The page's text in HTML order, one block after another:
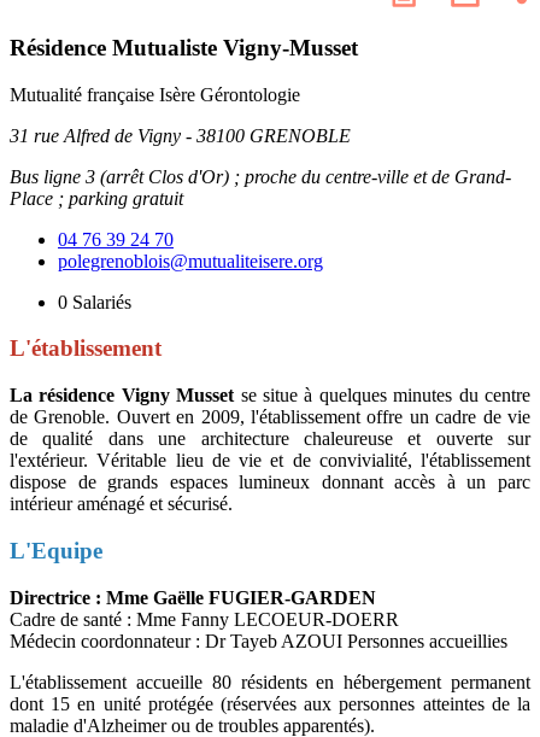
Résidence Mutualiste Vigny-Musset
Mutualité française Isère Gérontologie
31 rue Alfred de Vigny - 38100 GRENOBLE
Bus ligne 3 (arrêt Clos d'Or) ; proche du centre-ville et de Grand-
Place ; parking gratuit
04 76 39 24 70
polegrenoblois@mutualiteisere.org
0 Salariés
L'établissement
La résidence Vigny Musset se situe à quelques minutes du centre
de Grenoble. Ouvert en 2009, l'établissement offre un cadre de vie
de qualité dans une architecture chaleureuse et ouverte sur
l'extérieur. Véritable lieu de vie et de convivialité, l'établissement
dispose de grands espaces lumineux donnant accès à un parc
intérieur aménagé et sécurisé.
L'Equipe
Directrice : Mme Gaëlle FUGIER-GARDEN
Cadre de santé : Mme Fanny LECOEUR-DOERR
Médecin coordonnateur : Dr Tayeb AZOUI Personnes accueillies
L'établissement accueille 80 résidents en hébergement permanent
dont 15 en unité protégée (réservées aux personnes atteintes de la
maladie d'Alzheimer ou de troubles apparentés).